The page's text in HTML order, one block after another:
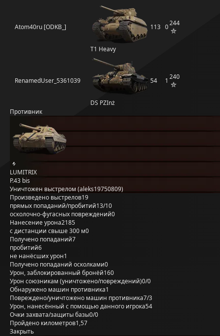
Atom40ru [ODKB_]
T1 Heavy
113 0244
RenamedUser_5361039
DS PZInż
54 1 240
Противник
LUMITRIX
P.43 bis
Уничтожен выстрелом (aleks19750809)
Произведено выстрелов19
прямых попаданий/пробитий13/10
осколочно-фугасных повреждений0
Нанесение урона2185
с дистанции свыше 300 м0
Получено попаданий7
пробитий6
не нанёсших урон1
Получено попаданий осколками0
Урон, заблокированный бронёй160
Урон союзникам (уничтожено/повреждений)0/0
Обнаружено машин противника1
Повреждено/уничтожено машин противника7/3
Урон, нанесённый с помощью данного игрока54
Очки захвата/защиты базы0/0
Пройдено километров1,57
Закрыть